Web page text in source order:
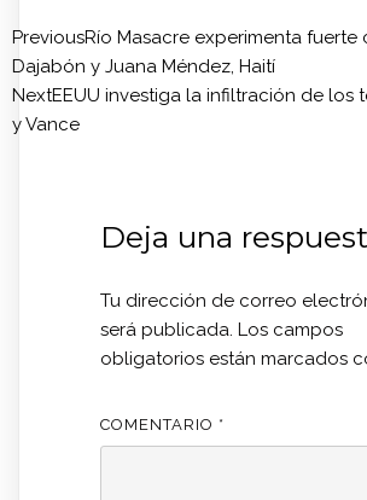
PreviousRío Masacre experimenta fuerte
Dajabón y Juana Méndez, Haití
NextEEUU investiga la infiltración de los
y Vance
Deja una
Tu dirección de correo
será publicada. Los campos
obligatorios están marcados
COMENTARIO *